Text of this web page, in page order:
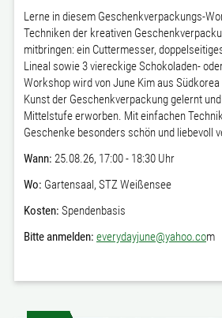
Lerne in diesem Geschenkverpackungs-
Techniken der kreativen
mitbringen: ein Cuttermesser,
Lineal sowie 3 viereckige Schokoladen-
Workshop wird von June Kim aus
Kunst der Geschenkverpackung gelernt
Mittelstufe erworben. Mit einfachen
Geschenke besonders schön und liebevoll
Wann: 25.08.26, 17:00 - 18:30 Uhr
Wo: Gartensaal, STZ Weißensee
Kosten: Spendenbasis
Bitte anmelden: everydayjune@yahoo.com